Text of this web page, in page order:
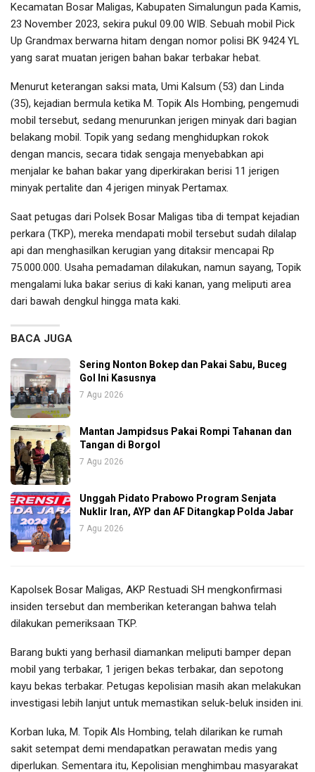
Kecamatan Bosar Maligas, Kabupaten Simalungun pada Kamis,
23 November 2023, sekira pukul 09.00 WIB. Sebuah mobil Pick
Up Grandmax berwarna hitam dengan nomor polisi BK 9424 YL
yang sarat muatan jerigen bahan bakar terbakar hebat.
Menurut keterangan saksi mata, Umi Kalsum (53) dan Linda
(35), kejadian bermula ketika M. Topik Als Hombing, pengemudi
mobil tersebut, sedang menurunkan jerigen minyak dari bagian
belakang mobil. Topik yang sedang menghidupkan rokok
dengan mancis, secara tidak sengaja menyebabkan api
menjalar ke bahan bakar yang diperkirakan berisi 11 jerigen
minyak pertalite dan 4 jerigen minyak Pertamax.
Saat petugas dari Polsek Bosar Maligas tiba di tempat kejadian
perkara (TKP), mereka mendapati mobil tersebut sudah dilalap
api dan menghasilkan kerugian yang ditaksir mencapai Rp
75.000.000. Usaha pemadaman dilakukan, namun sayang, Topik
mengalami luka bakar serius di kaki kanan, yang meliputi area
dari bawah dengkul hingga mata kaki.
BACA JUGA
Sering Nonton Bokep dan Pakai Sabu, Buceg
Gol Ini Kasusnya
7 Agu 2026
Mantan Jampidsus Pakai Rompi Tahanan dan
Tangan di Borgol
7 Agu 2026
Unggah Pidato Prabowo Program Senjata
Nuklir Iran, AYP dan AF Ditangkap Polda Jabar
7 Agu 2026
Kapolsek Bosar Maligas, AKP Restuadi SH mengkonfirmasi
insiden tersebut dan memberikan keterangan bahwa telah
dilakukan pemeriksaan TKP.
Barang bukti yang berhasil diamankan meliputi bamper depan
mobil yang terbakar, 1 jerigen bekas terbakar, dan sepotong
kayu bekas terbakar. Petugas kepolisian masih akan melakukan
investigasi lebih lanjut untuk memastikan seluk-beluk insiden ini.
Korban luka, M. Topik Als Hombing, telah dilarikan ke rumah
sakit setempat demi mendapatkan perawatan medis yang
diperlukan. Sementara itu, Kepolisian menghimbau masyarakat